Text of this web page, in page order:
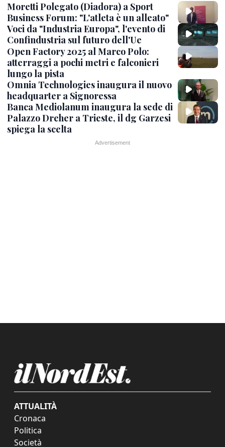
Moretti Polegato (Diadora) a Sport
Business Forum: "L'atleta è un alleato"
Voci da "Industria Europa", l'evento di
Confindustria sul futuro dell'Ue
Open Factory 2025 al Marco Polo:
atterraggi a pochi metri e falconieri
lungo la pista
Omnia Technologies inaugura il nuovo
headquarter a Signoressa
Banca Mediolanum inaugura la sede di
Palazzo Dreher a Trieste, il dg Garzesi
spiega la scelta
ATTUALITÀ
Cronaca
Politica
Società